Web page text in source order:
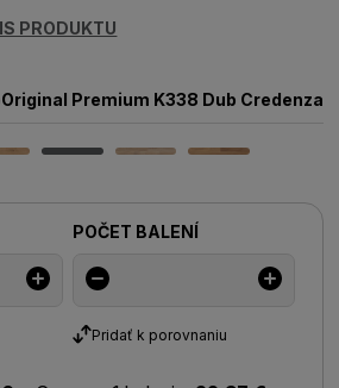
PRODUKTU
Premium K338 Dub Credenza
POČET BALENÍ
Pridať k porovnaniu